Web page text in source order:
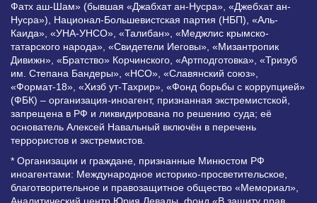
Фатх аш-Шам» (бывшая «Джабхат ан-Нусра», «Джебхат ан-
Нусра»), Национал-Большевистская партия (НБП), «Аль-
Каида», «УНА-УНСО», «Талибан», «Меджлис крымско-
татарского народа», «Свидетели Иеговы», «Мизантропик
Дивижн», «Братство» Корчинского, «Артподготовка», «Тризуб
им. Степана Бандеры», «НСО», «Славянский союз»,
«Формат-18», «Хизб ут-Тахрир», «Фонд борьбы с коррупцией»
(ФБК) – организация-иноагент, признанная экстремистской,
запрещена в РФ и ликвидирована по решению суда; её
основатель Алексей Навальный включён в перечень
террористов и экстремистов.
* Организации и граждане, признанные Минюстом РФ
иноагентами: Международное историко-просветительское,
благотворительное и правозащитное общество «Мемориал»,